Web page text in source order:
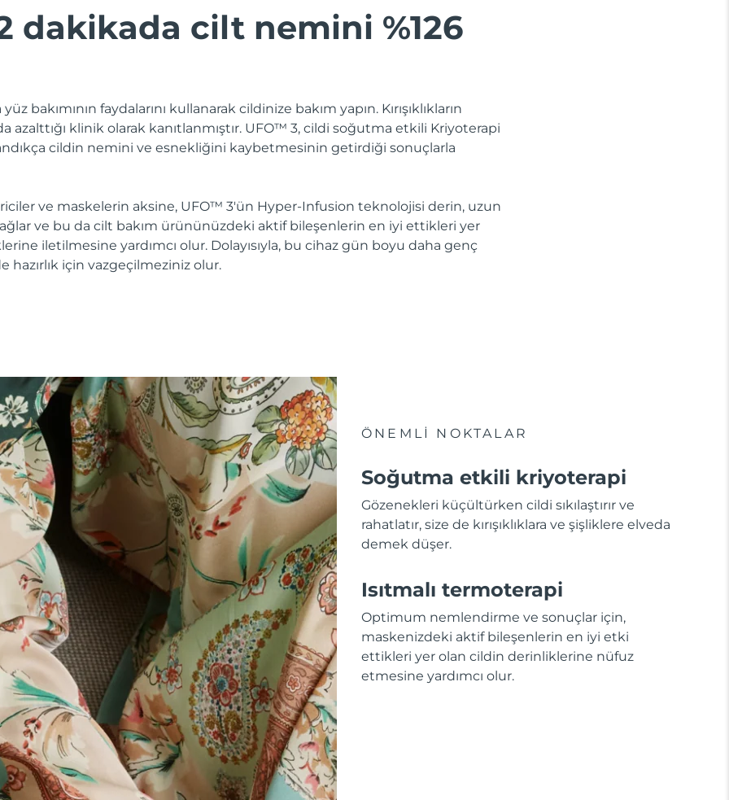
dakikada cilt nemini %126
bakımının faydalarını kullanarak cildinize bakım yapın. Kırışıklıkların
azalttığı klinik olarak kanıtlanmıştır. UFO™ 3, cildi soğutma etkili Kriyoterapi
cildin nemini ve esnekliğini kaybetmesinin getirdiği sonuçlarla
ve maskelerin aksine, UFO™ 3'ün Hyper-Infusion teknolojisi derin, uzun
ve bu da cilt bakım ürününüzdeki aktif bileşenlerin en iyi ettikleri yer
iletilmesine yardımcı olur. Dolayısıyla, bu cihaz gün boyu daha genç
hazırlık için vazgeçilmeziniz olur.
ÖNEMLİ NOKTALAR
Soğutma etkili kriyoterapi
Gözenekleri küçültürken cildi sıkılaştırır ve
rahatlatır, size de kırışıklıklara ve şişliklere elveda
demek düşer.
Isıtmalı termoterapi
Optimum nemlendirme ve sonuçlar için,
maskenizdeki aktif bileşenlerin en iyi etki
ettikleri yer olan cildin derinliklerine nüfuz
etmesine yardımcı olur.